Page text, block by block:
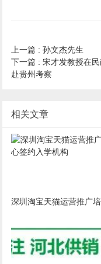
上一篇 : 孙文杰先生
下一篇 : 宋才发教授在
赴贵州考察
相关文章
深圳淘宝天猫运营推广